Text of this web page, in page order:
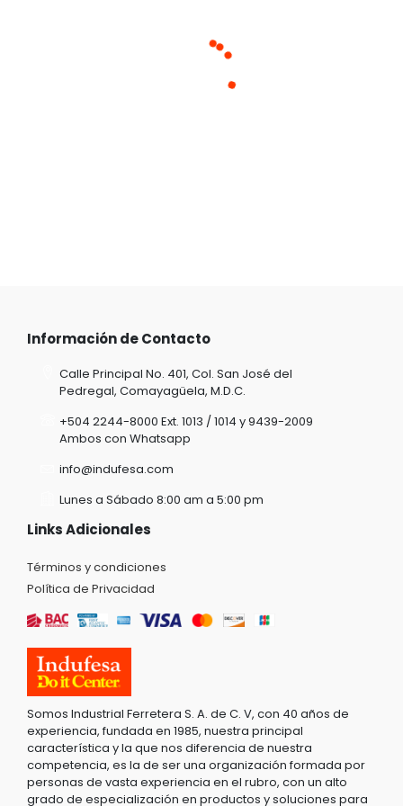
Información de Contacto
Calle Principal No. 401, Col. San José del
Pedregal, Comayagüela, M.D.C.
+504 2244-8000 Ext. 1013 / 1014 y 9439-2009
Ambos con Whatsapp
info@indufesa.com
Lunes a Sábado 8:00 am a 5:00 pm
Links Adicionales
Términos y condiciones
Política de Privacidad
Somos Industrial Ferretera S. A. de C. V, con 40 años de
experiencia, fundada en 1985, nuestra principal
característica y la que nos diferencia de nuestra
competencia, es la de ser una organización formada por
personas de vasta experiencia en el rubro, con un alto
grado de especialización en productos y soluciones para